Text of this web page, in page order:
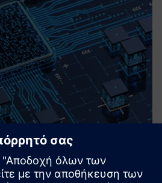
& Software Test
SiL, HiL)